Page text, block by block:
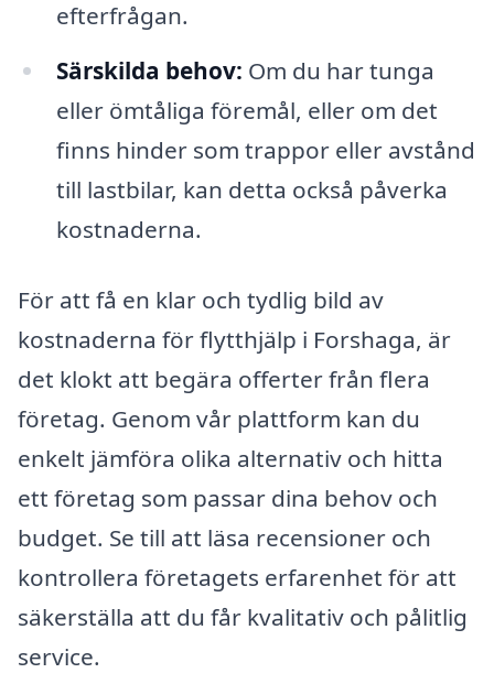
efterfrågan.
Särskilda behov: Om du har tunga
eller ömtåliga föremål, eller om det
finns hinder som trappor eller avstånd
till lastbilar, kan detta också påverka
kostnaderna.
För att få en klar och tydlig bild av
kostnaderna för flytthjälp i Forshaga, är
det klokt att begära offerter från flera
företag. Genom vår plattform kan du
enkelt jämföra olika alternativ och hitta
ett företag som passar dina behov och
budget. Se till att läsa recensioner och
kontrollera företagets erfarenhet för att
säkerställa att du får kvalitativ och pålitlig
service.